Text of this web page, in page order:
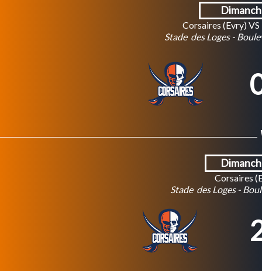
Corsaires (Evry)
Stade des Loges -
Corsaires
Stade des Loges -